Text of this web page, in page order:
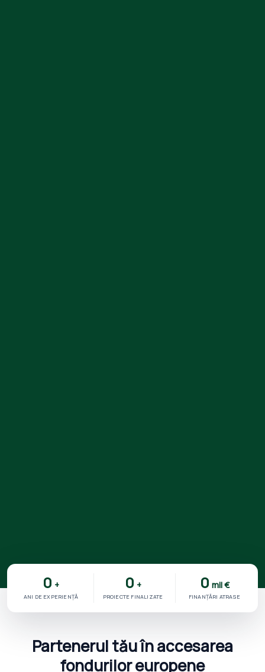
0 +
ANI DE EXPERIENȚĂ
0 +
PROIECTE FINALIZATE
0 mil €
FINANȚĂRI ATRASE
Partenerul tău în accesarea
fondurilor europene